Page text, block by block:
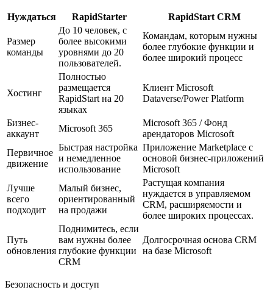
Нуждаться RapidStarter RapidStart CRM
Размер
команды
До 10 человек, с
более высокими
уровнями до 20
пользователей.
Командам, которым нужны
более глубокие функции и
более широкий процесс
Хостинг
Полностью
размещается
RapidStart на 20
языках
Клиент Microsoft
Dataverse/Power Platform
Бизнес-
аккаунт
Microsoft 365
Microsoft 365 / Фонд
арендаторов Microsoft
Первичное
движение
Быстрая настройка
и немедленное
использование
Приложение Marketplace с
основой бизнес-приложений
Microsoft
Лучше
всего
подходит
Малый бизнес,
ориентированный
на продажи
Растущая компания
нуждается в управляемом
CRM, расширяемости и
более широких процессах.
Путь
обновления
Поднимитесь, если
вам нужны более
глубокие функции
CRM
Долгосрочная основа CRM
на базе Microsoft
Безопасность и доступ